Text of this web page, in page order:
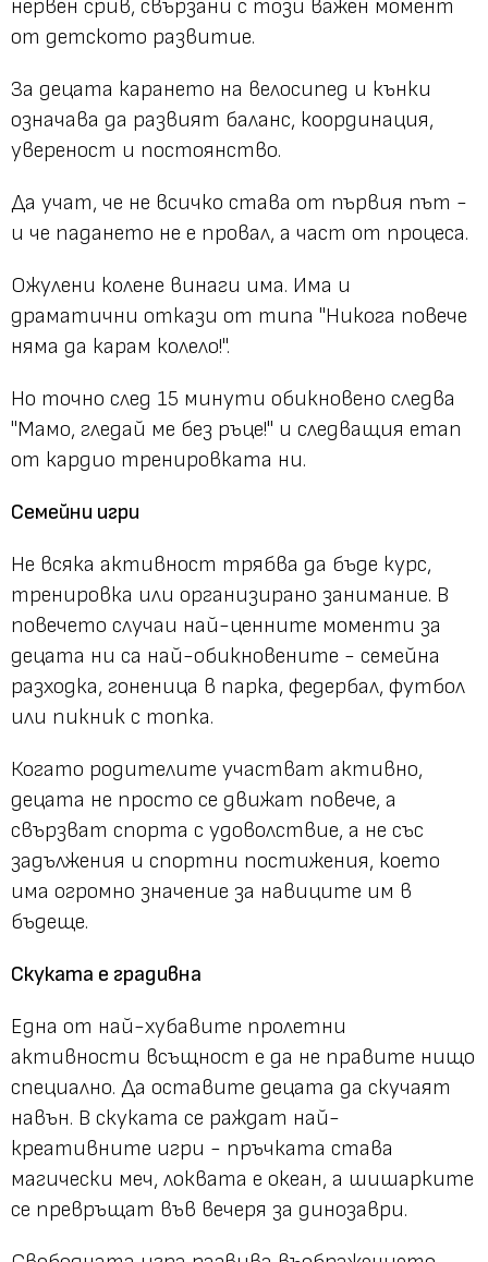
нервен срив, свързани с този важен момент
от детското развитие.
За децата карането на велосипед и кънки
означава да развият баланс, координация,
увереност и постоянство.
Да учат, че не всичко става от първия път -
и че падането не е провал, а част от процеса.
Ожулени колене винаги има. Има и
драматични откази от типа "Никога повече
няма да карам колело!".
Но точно след 15 минути обикновено следва
"Мамо, гледай ме без ръце!" и следващия етап
от кардио тренировката ни.
Семейни игри
Не всяка активност трябва да бъде курс,
тренировка или организирано занимание. В
повечето случаи най-ценните моменти за
децата ни са най-обикновените - семейна
разходка, гоненица в парка, федербал, футбол
или пикник с топка.
Когато родителите участват активно,
децата не просто се движат повече, а
свързват спорта с удоволствие, а не със
задължения и спортни постижения, което
има огромно значение за навиците им в
бъдеще.
Скуката е градивна
Една от най-хубавите пролетни
активности всъщност е да не правите нищо
специално. Да оставите децата да скучаят
навън. В скуката се раждат най-
креативните игри - пръчката става
магически меч, локвата е океан, а шишарките
се превръщат във вечеря за динозаври.